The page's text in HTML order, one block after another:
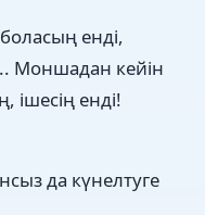
енді,
Моншадан кейін
ішесің енді!
да күнелтуге